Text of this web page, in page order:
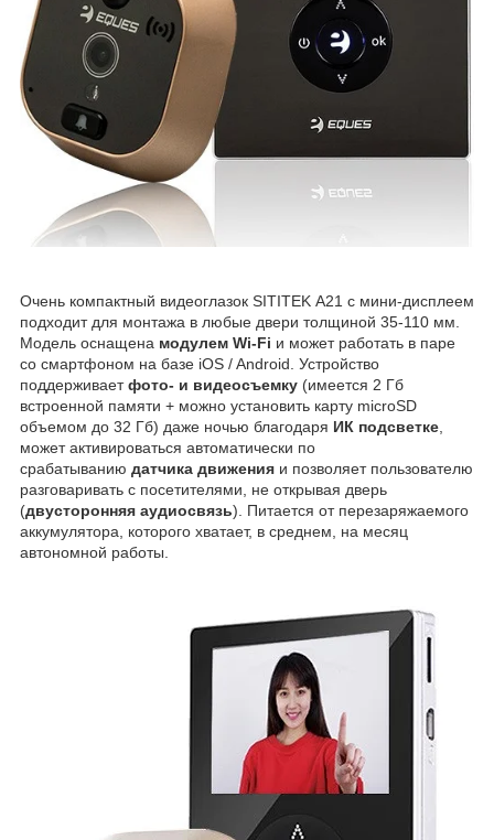
Очень компактный видеоглазок SITITEK А21 с мини-дисплеем
подходит для монтажа в любые двери толщиной 35-110 мм.
Модель оснащена модулем Wi-Fi и может работать в паре
со смартфоном на базе iOS / Android. Устройство
поддерживаетфото- и видеосъемку (имеется 2 Гб
встроенной памяти + можно установить карту microSD
объемом до 32 Гб) даже ночью благодаря ИК подсветке
может активироваться автоматически по
срабатыванию датчика движения и позволяет пользователю
разговаривать с посетителями, не открывая дверь
(двусторонняя аудиосвязь). Питается от перезаряжаемого
аккумулятора, которого хватает, в среднем, на месяц
автономной работы.